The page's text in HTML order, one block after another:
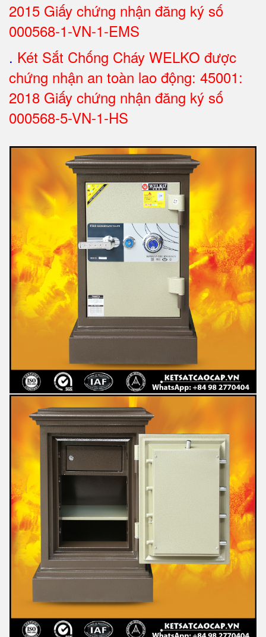
2015 Giấy chứng nhận đăng ký số
000568-1-VN-1-EMS
. Két Sắt Chống Cháy WELKO được
chứng nhận an toàn lao động: 45001:
2018 Giấy chứng nhận đăng ký số
000568-5-VN-1-HS